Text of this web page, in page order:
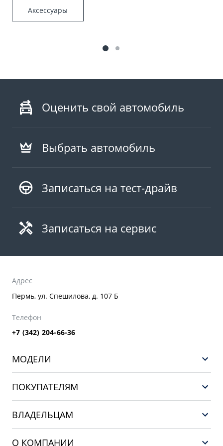
Аксессуары
Оценить свой автомобиль
Выбрать автомобиль
Записаться на тест-драйв
Записаться на сервис
Адрес
Пермь, ул. Спешилова, д. 107 Б
Телефон
+7 (342) 204-66-36
МОДЕЛИ
EX5
PREFACE
ПОКУПАТЕЛЯМ
ВЛАДЕЛЬЦАМ
О КОМПАНИИ